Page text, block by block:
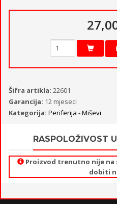
Šifra artikla: 22601
Garancija: 12 mjeseci
Kategorija: Periferija - Miševi
RASPOLOŽIVOST
Proizvod trenutno nije
dobiti